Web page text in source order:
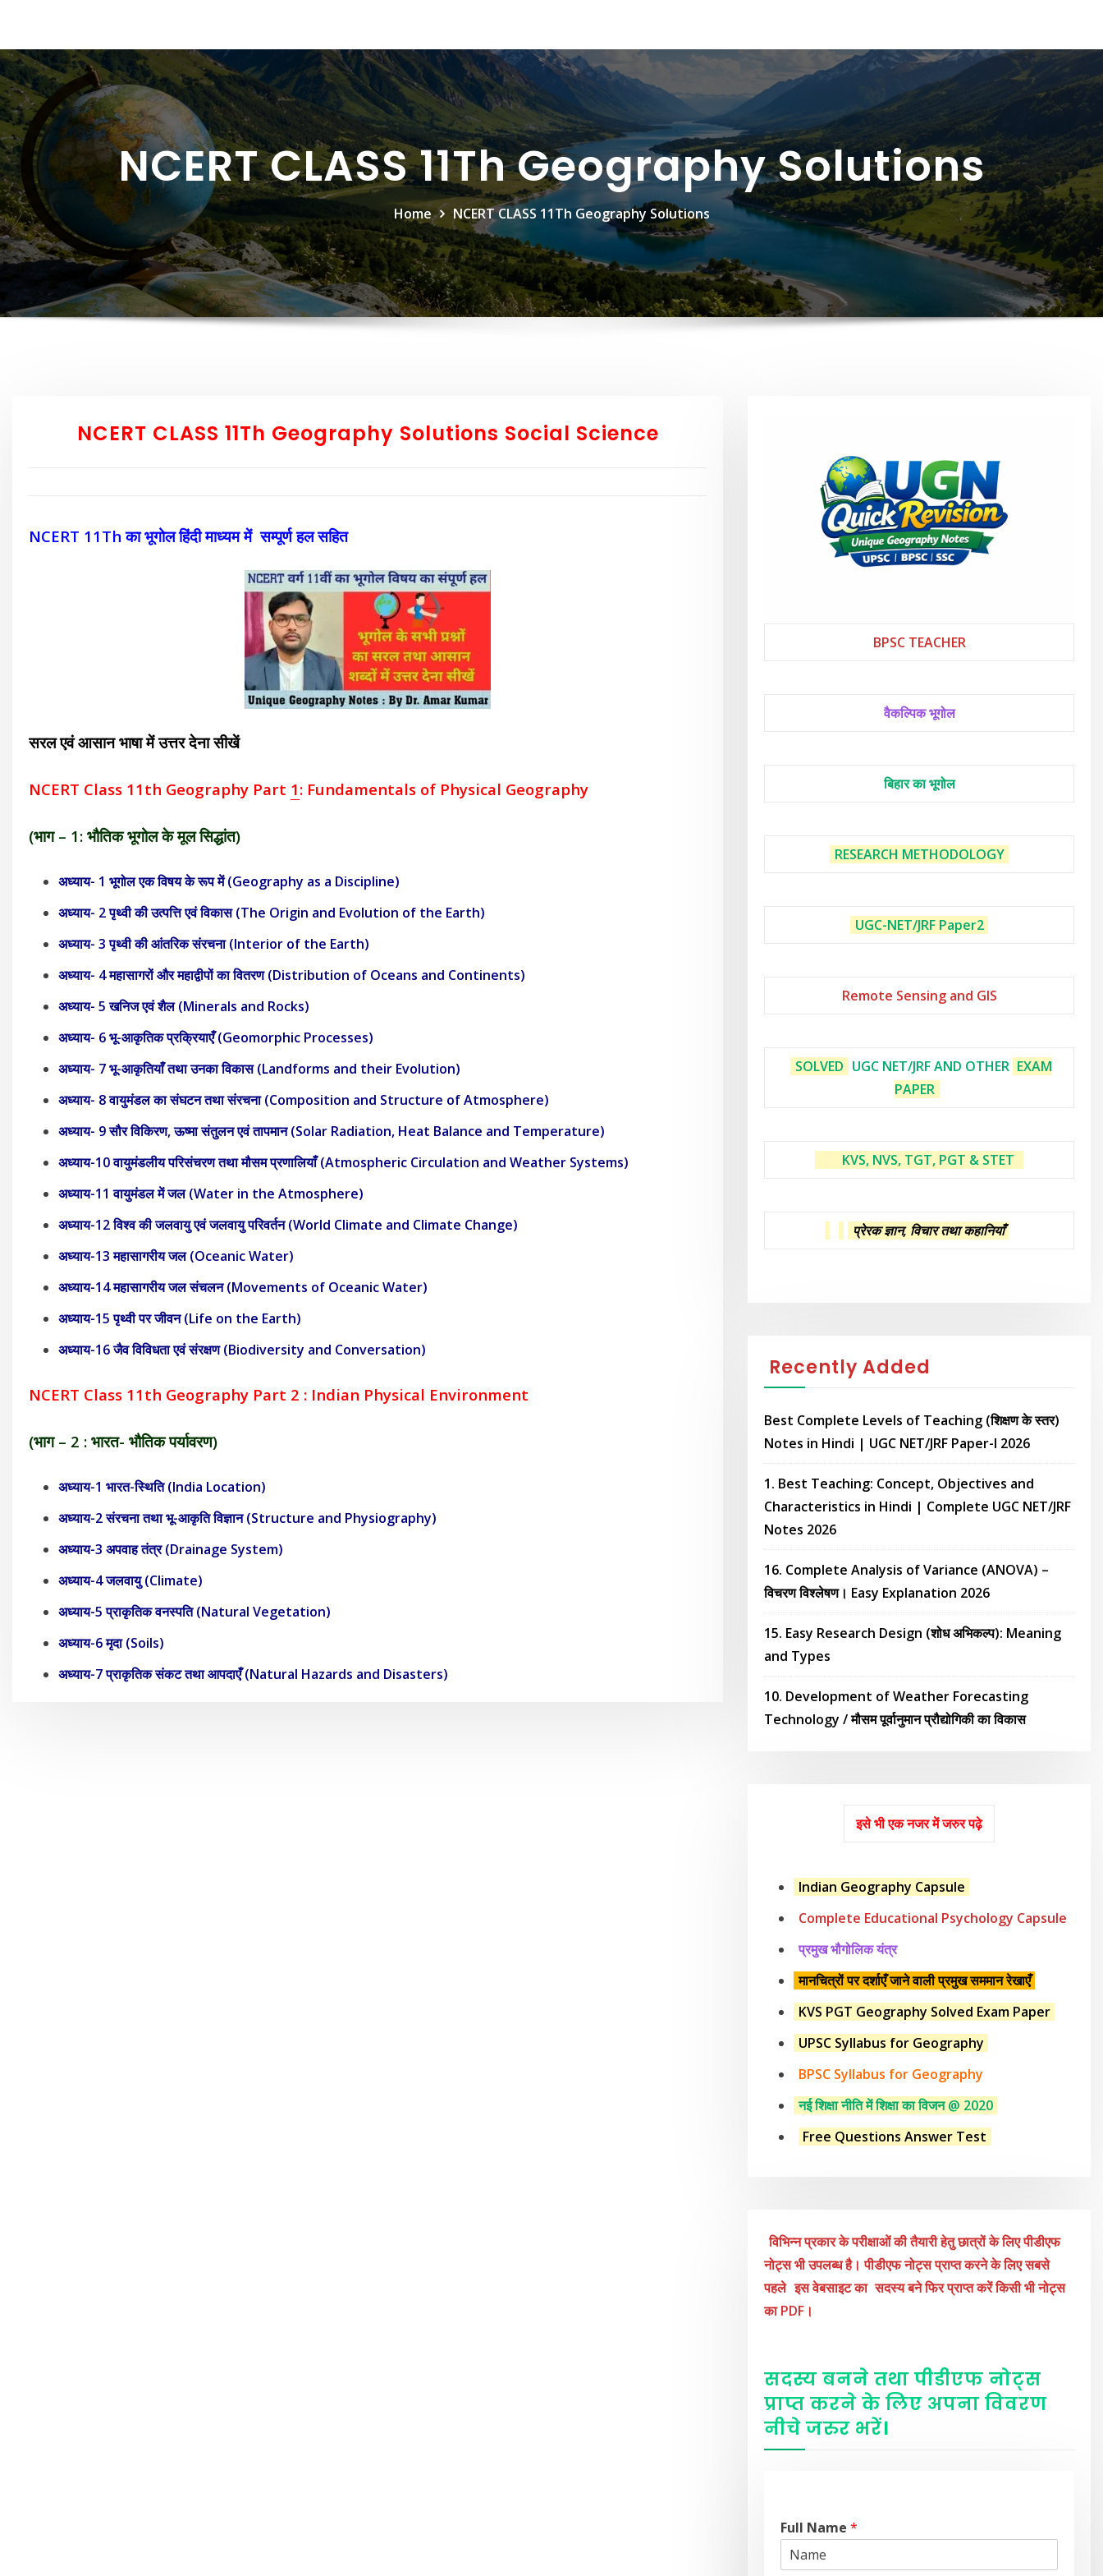
NCERT CLASS 11Th Geography Solutions
Home NCERT CLASS 11Th Geography Solutions
NCERT CLASS 11Th Geography Solutions Social Science
NCERT 11Th का भूगोल हिंदी माध्यम में सम्पूर्ण हल सहित
सरल एवं आसान भाषा में उत्तर देना सीखें
NCERT Class 11th Geography Part 1: Fundamentals of Physical Geography
(भाग – 1: भौतिक भूगोल के मूल सिद्धांत)
अध्याय- 1 भूगोल एक विषय के रूप में (Geography as a Discipline)
अध्याय- 2 पृथ्वी की उत्पत्ति एवं विकास (The Origin and Evolution of the Earth)
अध्याय- 3 पृथ्वी की आंतरिक संरचना (Interior of the Earth)
अध्याय- 4 महासागरों और महाद्वीपों का वितरण (Distribution of Oceans and Continents)
अध्याय- 5 खनिज एवं शैल (Minerals and Rocks)
अध्याय- 6 भू-आकृतिक प्रक्रियाएँ (Geomorphic Processes)
अध्याय- 7 भू-आकृतियाँ तथा उनका विकास (Landforms and their Evolution)
अध्याय- 8 वायुमंडल का संघटन तथा संरचना (Composition and Structure of Atmosphere)
अध्याय- 9 सौर विकिरण, ऊष्मा संतुलन एवं तापमान (Solar Radiation, Heat Balance and Temperature)
अध्याय-10 वायुमंडलीय परिसंचरण तथा मौसम प्रणालियाँ (Atmospheric Circulation and Weather Systems)
अध्याय-11 वायुमंडल में जल (Water in the Atmosphere)
अध्याय-12 विश्व की जलवायु एवं जलवायु परिवर्तन (World Climate and Climate Change)
अध्याय-13 महासागरीय जल (Oceanic Water)
अध्याय-14 महासागरीय जल संचलन (Movements of Oceanic Water)
अध्याय-15 पृथ्वी पर जीवन (Life on the Earth)
अध्याय-16 जैव विविधता एवं संरक्षण (Biodiversity and Conversation)
NCERT Class 11th Geography Part 2 : Indian Physical Environment
(भाग – 2 : भारत- भौतिक पर्यावरण)
अध्याय-1 भारत-स्थिति (India Location)
अध्याय-2 संरचना तथा भू-आकृति विज्ञान (Structure and Physiography)
अध्याय-3 अपवाह तंत्र (Drainage System)
अध्याय-4 जलवायु (Climate)
अध्याय-5 प्राकृतिक वनस्पति (Natural Vegetation)
अध्याय-6 मृदा (Soils)
अध्याय-7 प्राकृतिक संकट तथा आपदाएँ (Natural Hazards and Disasters)
BPSC TEACHER
वैकल्पिक भूगोल
बिहार का भूगोल
RESEARCH METHODOLOGY
UGC-NET/JRF Paper2
Remote Sensing and GIS
SOLVED UGC NET/JRF AND OTHER EXAM
PAPER
KVS, NVS, TGT, PGT & STET
प्रेरक ज्ञान, विचार तथा कहानियाँ
Recently Added
Best Complete Levels of Teaching (शिक्षण के स्तर)
Notes in Hindi | UGC NET/JRF Paper-I 2026
1. Best Teaching: Concept, Objectives and
Characteristics in Hindi | Complete UGC NET/JRF
Notes 2026
16. Complete Analysis of Variance (ANOVA) –
विचरण विश्लेषण। Easy Explanation 2026
15. Easy Research Design (शोध अभिकल्प): Meaning
and Types
10. Development of Weather Forecasting
Technology / मौसम पूर्वानुमान प्रौद्योगिकी का विकास
इसे भी एक नजर में जरुर पढ़े
Indian Geography Capsule
Complete Educational Psychology Capsule
प्रमुख भौगोलिक यंत्र
मानचित्रों पर दर्शाएँ जाने वाली प्रमुख सममान रेखाएँ
KVS PGT Geography Solved Exam Paper
UPSC Syllabus for Geography
BPSC Syllabus for Geography
नई शिक्षा नीति में शिक्षा का विजन @ 2020
Free Questions Answer Test
विभिन्न प्रकार के परीक्षाओं की तैयारी हेतु छात्रों के लिए पीडीएफ
नोट्स भी उपलब्ध है। पीडीएफ नोट्स प्राप्त करने के लिए सबसे
पहले इस वेबसाइट का सदस्य बने फिर प्राप्त करें किसी भी नोट्स
का PDF।
सदस्य बनने तथा पीडीएफ नोट्स
प्राप्त करने के लिए अपना विवरण
नीचे जरुर भरें।
Full Name *